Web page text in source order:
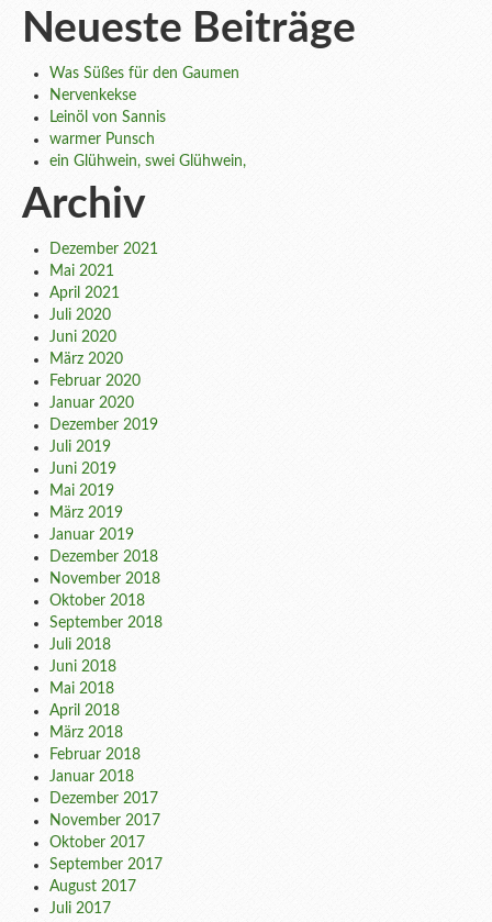
Neueste Beiträge
Was Süßes für den Gaumen
Nervenkekse
Leinöl von Sannis
warmer Punsch
ein Glühwein, swei Glühwein,
Archiv
Dezember 2021
Mai 2021
April 2021
Juli 2020
Juni 2020
März 2020
Februar 2020
Januar 2020
Dezember 2019
Juli 2019
Juni 2019
Mai 2019
März 2019
Januar 2019
Dezember 2018
November 2018
Oktober 2018
September 2018
Juli 2018
Juni 2018
Mai 2018
April 2018
März 2018
Februar 2018
Januar 2018
Dezember 2017
November 2017
Oktober 2017
September 2017
August 2017
Juli 2017